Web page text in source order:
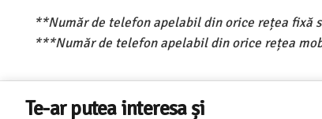
**Număr de telefon apelabil din orice rețea fixă
***Număr de telefon apelabil din orice rețea
Te-ar putea interesa și